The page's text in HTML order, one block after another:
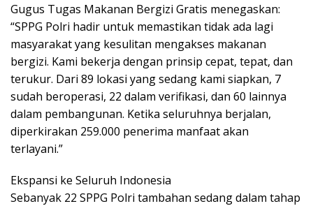
Gugus Tugas Makanan Bergizi Gratis menegaskan:
“SPPG Polri hadir untuk memastikan tidak ada lagi
masyarakat yang kesulitan mengakses makanan
bergizi. Kami bekerja dengan prinsip cepat, tepat, dan
terukur. Dari 89 lokasi yang sedang kami siapkan, 7
sudah beroperasi, 22 dalam verifikasi, dan 60 lainnya
dalam pembangunan. Ketika seluruhnya berjalan,
diperkirakan 259.000 penerima manfaat akan
terlayani.”
Ekspansi ke Seluruh Indonesia
Sebanyak 22 SPPG Polri tambahan sedang dalam tahap